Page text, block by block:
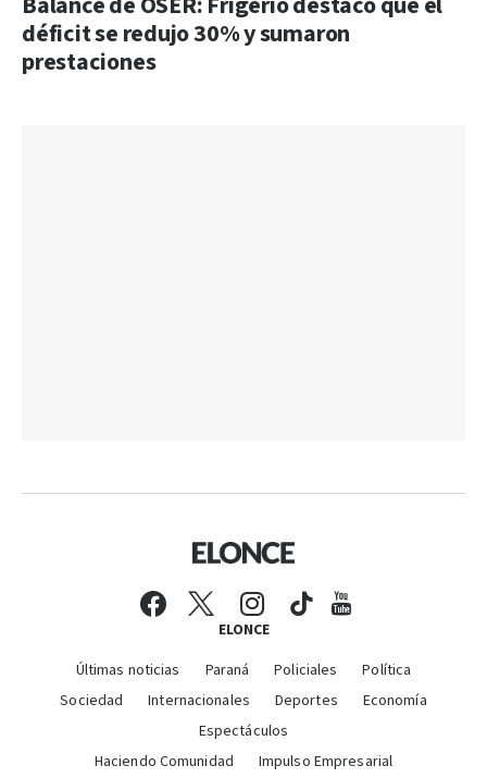
déficit se redujo 30% y sumaron
prestaciones
ELONCE
Últimas noticias Paraná Policiales
Política
Sociedad
Internacionales Deportes
Economía
Espectáculos
Haciendo Comunidad
Impulso Empresarial